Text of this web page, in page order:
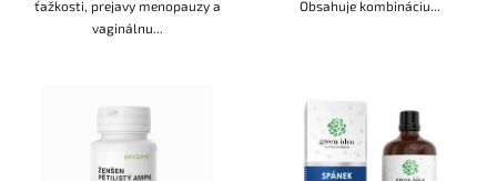
ťažkosti, prejavy menopauzy a
vaginálnu...
Obsahuje kombináciu...